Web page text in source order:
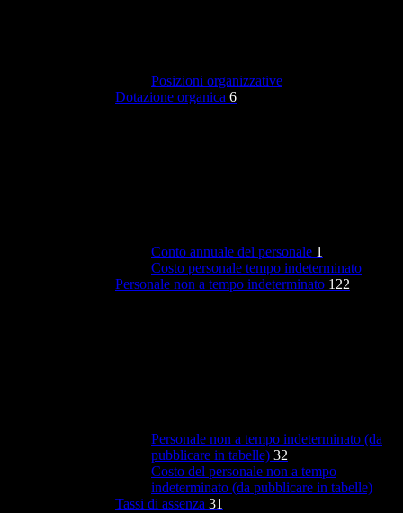
Posizioni organizzative
Dotazione organica 6
Conto annuale del personale 1
Costo personale tempo indeterminato
Personale non a tempo indeterminato 122
Personale non a tempo indeterminato (da
pubblicare in tabelle) 32
Costo del personale non a tempo
indeterminato (da pubblicare in tabelle)
Tassi di assenza 31